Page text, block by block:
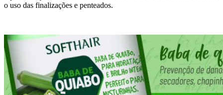
o uso das finalizações e penteados.